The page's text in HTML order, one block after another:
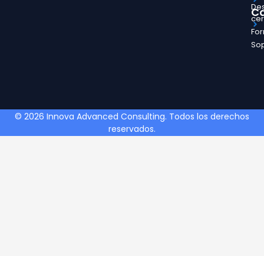
© 2026 Innova Advanced Consulting. Todos los derechos
reservados.